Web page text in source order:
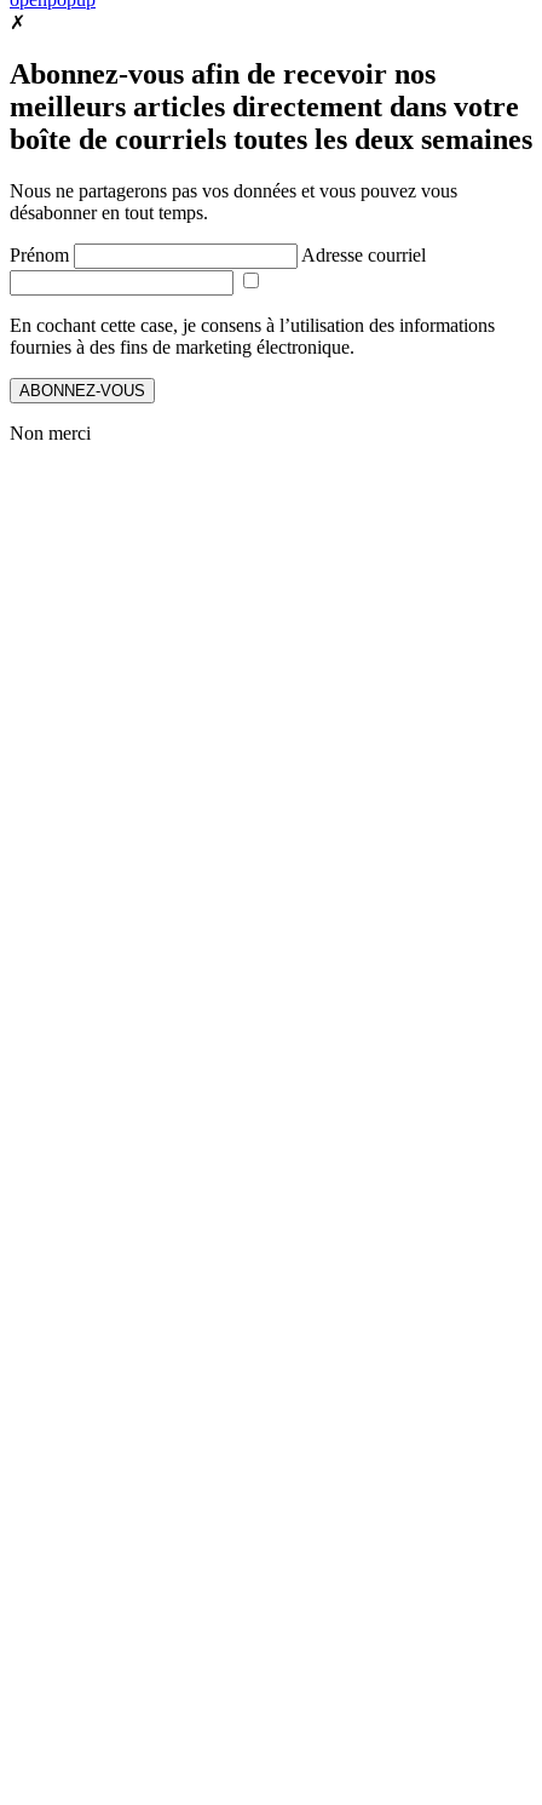
✗
Abonnez-vous afin de recevoir nos
meilleurs articles directement dans votre
boîte de courriels toutes les deux semaines
Nous ne partagerons pas vos données et vous pouvez vous
désabonner en tout temps.
Prénom Adresse courriel
En cochant cette case, je consens à l’utilisation des informations
fournies à des fins de marketing électronique.
ABONNEZ-VOUS
Non merci